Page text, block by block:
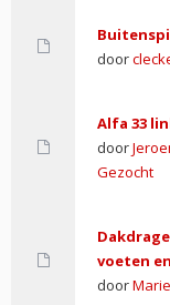
door
Alfa 33
door
Gezocht
voeten
door